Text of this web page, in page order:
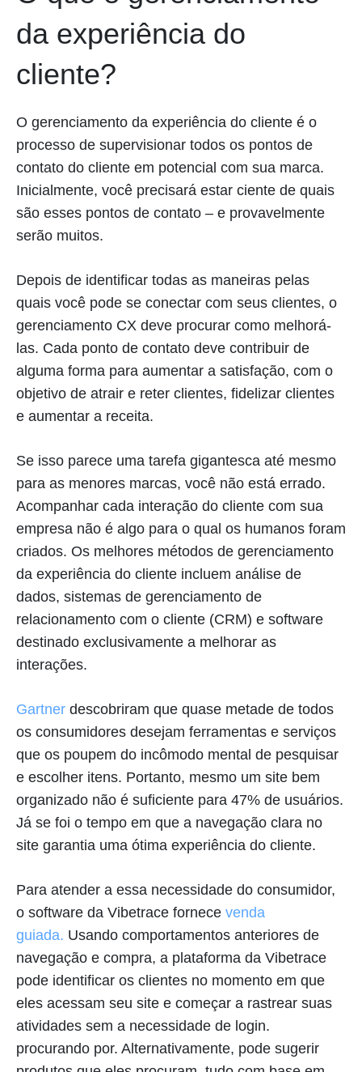
da experiência do
cliente?
O gerenciamento da experiência do cliente é o
processo de supervisionar todos os pontos de
contato do cliente em potencial com sua marca.
Inicialmente, você precisará estar ciente de quais
são esses pontos de contato – e provavelmente
serão muitos.
Depois de identificar todas as maneiras pelas
quais você pode se conectar com seus clientes, o
gerenciamento CX deve procurar como melhorá-
las. Cada ponto de contato deve contribuir de
alguma forma para aumentar a satisfação, com o
objetivo de atrair e reter clientes, fidelizar clientes
e aumentar a receita.
Se isso parece uma tarefa gigantesca até mesmo
para as menores marcas, você não está errado.
Acompanhar cada interação do cliente com sua
empresa não é algo para o qual os humanos foram
criados. Os melhores métodos de gerenciamento
da experiência do cliente incluem análise de
dados, sistemas de gerenciamento de
relacionamento com o cliente (CRM) e software
destinado exclusivamente a melhorar as
interações.
Gartner descobriram que quase metade de todos
os consumidores desejam ferramentas e serviços
que os poupem do incômodo mental de pesquisar
e escolher itens. Portanto, mesmo um site bem
organizado não é suficiente para 47% de usuários.
Já se foi o tempo em que a navegação clara no
site garantia uma ótima experiência do cliente.
Para atender a essa necessidade do consumidor,
o software da Vibetrace fornece venda
guiada. Usando comportamentos anteriores de
navegação e compra, a plataforma da Vibetrace
pode identificar os clientes no momento em que
eles acessam seu site e começar a rastrear suas
atividades sem a necessidade de login.
procurando por. Alternativamente, pode sugerir